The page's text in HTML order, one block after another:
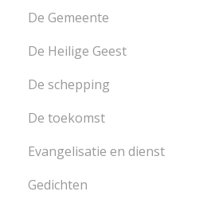
De Gemeente
De Heilige Geest
De schepping
De toekomst
Evangelisatie en dienst
Gedichten